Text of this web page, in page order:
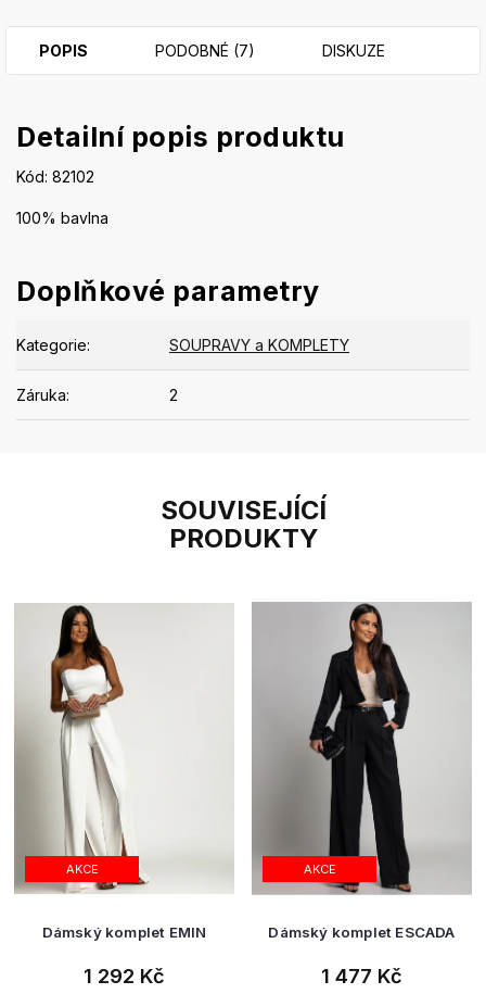
SOUVISEJÍCÍ
PRODUKTY
AKCE
Dámský komplet EMIN
1 292 Kč
AKCE
Dámský komplet ESCADA
1 477 Kč
POPIS PODOBNÉ (7) DISKUZE
Detailní popis produktu
Kód: 82102
100% bavlna
Doplňkové parametry
Kategorie: SOUPRAVY a KOMPLETY
Záruka: 2